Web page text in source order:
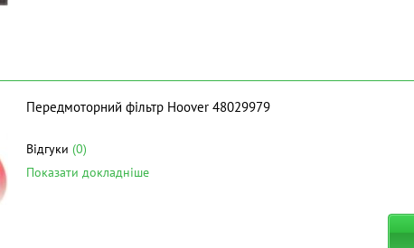
Передмоторний фільтр Hoover 48029979
Відгуки (0)
Показати докладніше